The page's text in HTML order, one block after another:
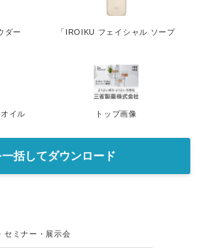
ダー 「IROIKU フェイシャル ソープ
イル トップ画像
括してダウンロード
セミナー・展示会